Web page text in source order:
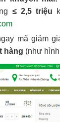
≤ 2,5 triệu
mã giảm
hàng (như